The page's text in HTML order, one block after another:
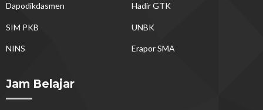
Dapodikdasmen Hadir GTK
SIM PKB UNBK
NINS Erapor SMA
Jam Belajar